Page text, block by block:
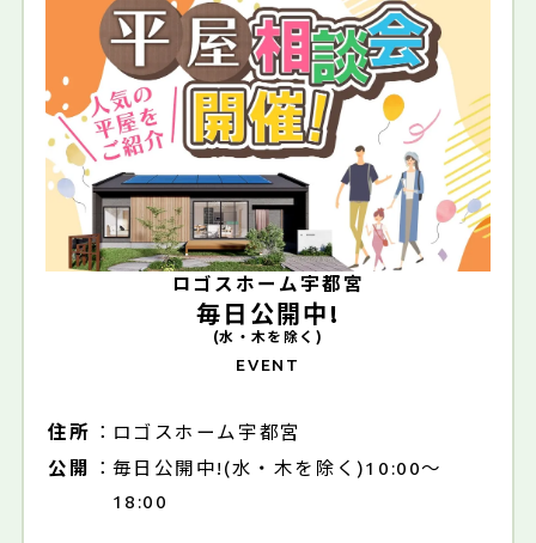
ロゴスホーム宇都宮
毎日公開中!
(水・木を除く)
EVENT
住所
ロゴスホーム宇都宮
公開
毎日公開中!(水・木を除く)10:00～
18:00